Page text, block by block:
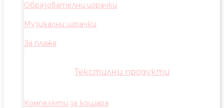
Образователни играчки
Музикални играчки
За плажа
Текстилни продукти
Компелкти за кошара